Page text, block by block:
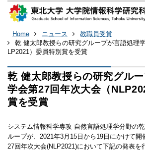
Home ニュース
教職員受賞
乾 健太郎教授らの研究グループが言語処理
LP2021）委員特別賞を受賞
乾 健太郎教授らの研究グル
学会第27回年次大会（
賞を受賞
システム情報科学専攻 自然言語処理学分野の
ループが、2021年3月15日から19日にかけて
27回年次大会(NLP2021)において下記の発表を